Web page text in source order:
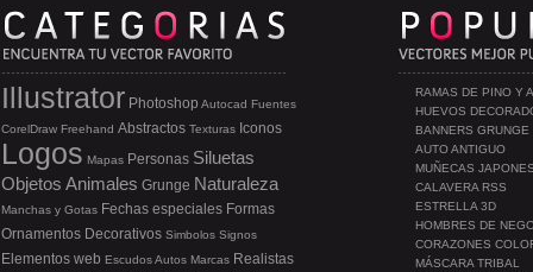
RAMAS DE PINO Y
HUEVOS
BANNERS GRUNGE
AUTO ANTIGUO
MUÑECAS
CALAVERA RSS
ESTRELLA 3D
HOMBRES DE
CORAZONES
MÁSCARA TRIBAL
Illustrator Photoshop Autocad Fuentes
CorelDraw Freehand Abstractos Texturas Iconos
Logos Mapas Personas Siluetas
Objetos Animales Grunge Naturaleza
Manchas y Gotas Fechas especiales Formas
Ornamentos Decorativos Simbolos Signos
Elementos web EscudosAutos Marcas Realistas